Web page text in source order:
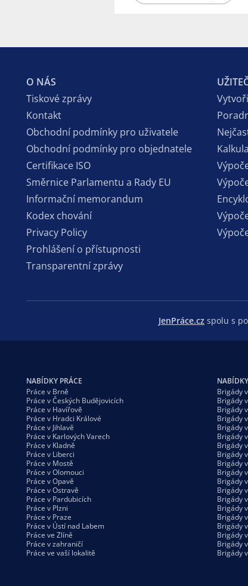
O NÁS
Tiskové zprávy
Kontakt
Obchodní podmínky pro uživatele
Obchodní podmínky pro objednatele
Certifikace ISO
Směrnice Parlamentu a Rady EU
Informační memorandum
Kodex chování
Privacy Policy
Prohlášení o přístupnosti
Transparentní zprávy
JenPráce.cz spolu s
NABÍDKY PRÁCE
Práce v Brně
Práce v Českých Budějovicích
Práce v Havířově
Práce v Hradci Králové
Práce v Jihlavě
Práce v Karlových Varech
Práce v Kladně
Práce v Liberci
Práce v Mostě
Práce v Olomouci
Práce v Opavě
Práce v Ostravě
Práce v Pardubicích
Práce v Plzni
Práce v Praze
Práce v Ústí nad Labem
Práce ve Zlíně
Práce v zahraničí
Práce ve vaší lokalitě
Brigády
Brigády
Brigády
Brigády
Brigády
Brigády
Brigády
Brigády
Brigády
Brigády
Brigády
Brigády
Brigády
Brigády
Brigády
Brigády
Brigády
Brigády
Brigády